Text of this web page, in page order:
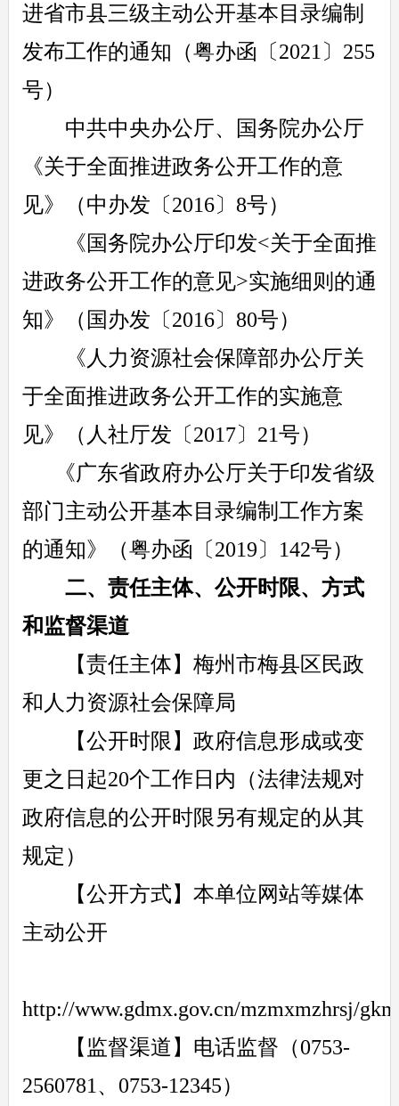
进省市县三级主动公开基本目录编制
发布工作的通知（粤办函〔2021〕255
号）
中共中央办公厅、国务院办公厅
《关于全面推进政务公开工作的意
见》（中办发〔2016〕8号）
《国务院办公厅印发<关于全面推
进政务公开工作的意见>实施细则的通
知》（国办发〔2016〕80号）
《人力资源社会保障部办公厅关
于全面推进政务公开工作的实施意
见》（人社厅发〔2017〕21号）
《广东省政府办公厅关于印发省级
部门主动公开基本目录编制工作方案
的通知》（粤办函〔2019〕142号）
二、责任主体、公开时限、方式
和监督渠道
【责任主体】梅州市梅县区民政
和人力资源社会保障局
【公开时限】政府信息形成或变
更之日起20个工作日内（法律法规对
政府信息的公开时限另有规定的从其
规定）
【公开方式】本单位网站等媒体
主动公开
http://www.gdmx.gov.cn/mzmxmzhrsj/
【监督渠道】电话监督（0753-
2560781、0753-12345）